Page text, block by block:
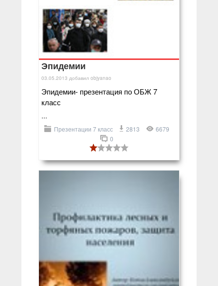
Эпидемии
03.05.2013 добавил objyanao
Эпидемии- презентация по ОБЖ 7
класс
...
Презентации 7 класс 2813
6679
0